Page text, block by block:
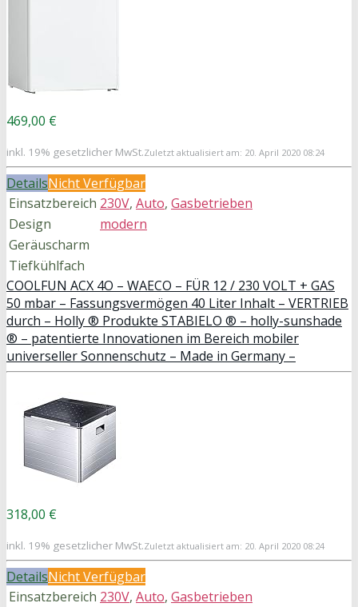
469,00 €
inkl. 19% gesetzlicher MwSt.Zuletzt aktualisiert am: 20. April 2020 08:24
DetailsNicht Verfügbar
Einsatzbereich 230V, Auto, Gasbetrieben
Design
modern
Geräuscharm
Tiefkühlfach
COOLFUN ACX 4O – WAECO – FÜR 12 / 230 VOLT + GAS
50 mbar – Fassungsvermögen 40 Liter Inhalt – VERTRIEB
durch – Holly ® Produkte STABIELO ® – holly-sunshade
® – patentierte Innovationen im Bereich mobiler
universeller Sonnenschutz – Made in Germany –
318,00 €
inkl. 19% gesetzlicher MwSt.Zuletzt aktualisiert am: 20. April 2020 08:24
DetailsNicht Verfügbar
Einsatzbereich 230V, Auto, Gasbetrieben